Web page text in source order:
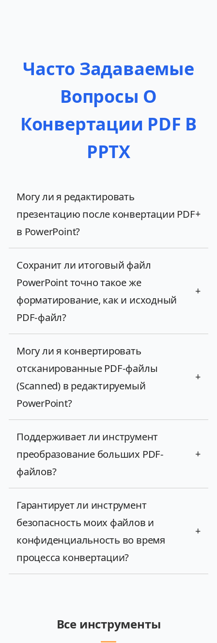
Часто Задаваемые
Вопросы О
Конвертации PDF В
PPTX
Могу ли я редактировать
презентацию после конвертации PDF
в PowerPoint?
+
Сохранит ли итоговый файл
PowerPoint точно такое же
форматирование, как и исходный
PDF-файл?
+
Могу ли я конвертировать
отсканированные PDF-файлы
(Scanned) в редактируемый
PowerPoint?
+
Поддерживает ли инструмент
преобразование больших PDF-
файлов?
+
Гарантирует ли инструмент
безопасность моих файлов и
конфиденциальность во время
процесса конвертации?
+
Все инструменты